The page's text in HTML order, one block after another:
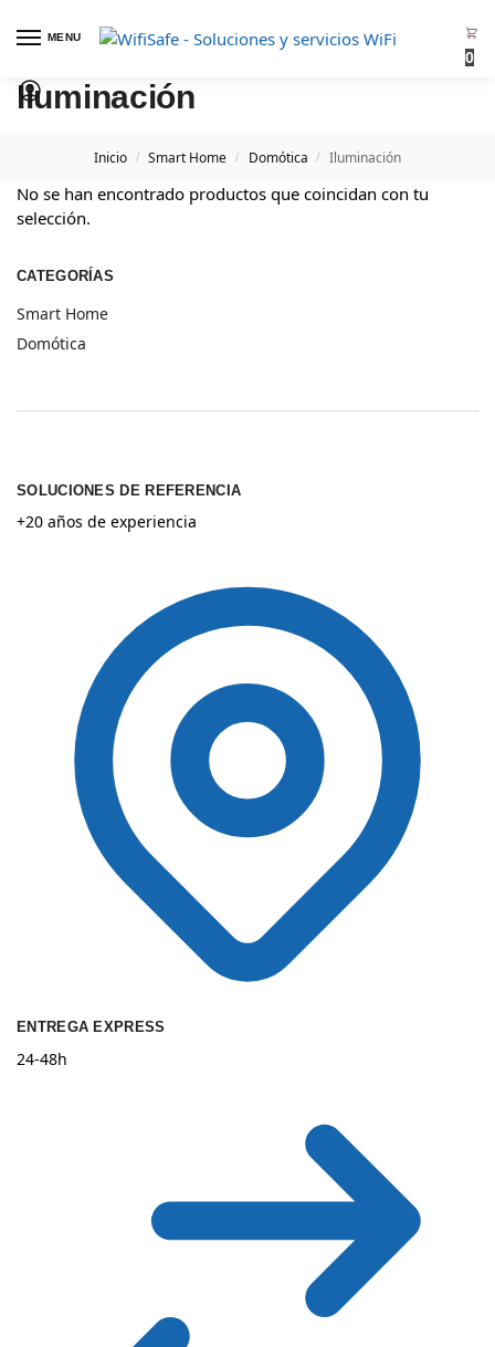
MENU
0
Iluminación
Inicio / Smart Home / Domótica / Iluminación
No se han encontrado productos que coincidan con tu
selección.
CATEGORÍAS
Smart Home
Domótica
SOLUCIONES DE REFERENCIA
+20 años de experiencia
ENTREGA EXPRESS
24-48h